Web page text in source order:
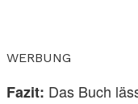
WERBUNG
Fazit: Das Buch